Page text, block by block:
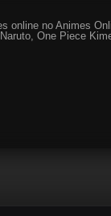
online no Animes
One Piece